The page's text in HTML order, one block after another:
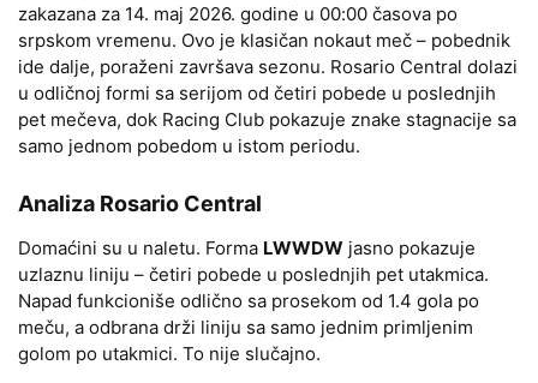
zakazana za 14. maj 2026. godine u 00:00 časova po
srpskom vremenu. Ovo je klasičan nokaut meč – pobednik
ide dalje, poraženi završava sezonu. Rosario Central dolazi
u odličnoj formi sa serijom od četiri pobede u poslednjih
pet mečeva, dok Racing Club pokazuje znake stagnacije sa
samo jednom pobedom u istom periodu.
Analiza Rosario Central
Domaćini su u naletu. Forma LWWDW jasno pokazuje
uzlaznu liniju – četiri pobede u poslednjih pet utakmica.
Napad funkcioniše odlično sa prosekom od 1.4 gola po
meču, a odbrana drži liniju sa samo jednim primljenim
golom po utakmici. To nije slučajno.